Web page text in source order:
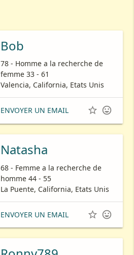
Bob
78 - Homme a la recherche de
femme 33 - 61
Valencia, California, Etats Unis
ENVOYER UN EMAIL  
Natasha
68 - Femme a la recherche de
homme 44 - 55
La Puente, California, Etats Unis
ENVOYER UN EMAIL  